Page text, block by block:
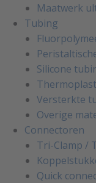
Maatwerk
Tubing
Silicone
Versterkte
Overige
Connectoren
Tri-Clamp /
Quick